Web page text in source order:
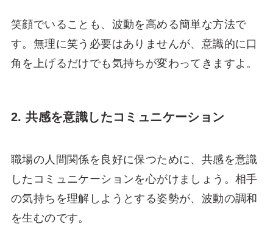
笑顔でいることも、波動を高める簡単な方法で
す。無理に笑う必要はありませんが、意識的に口
角を上げるだけでも気持ちが変わってきますよ。
2. 共感を意識したコミュニケーション
職場の人間関係を良好に保つために、共感を意識
したコミュニケーションを心がけましょう。相手
の気持ちを理解しようとする姿勢が、波動の調和
を生むのです。